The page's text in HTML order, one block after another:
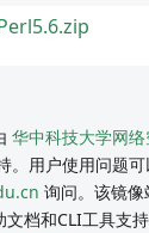
华中科技大学网
。用户使用问题
询问。该镜
档和CLI工具支持